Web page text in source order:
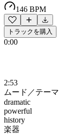
146 BPM
トラックを購入
0:00
2:53
ムード／テーマ
dramatic
powerful
history
楽器